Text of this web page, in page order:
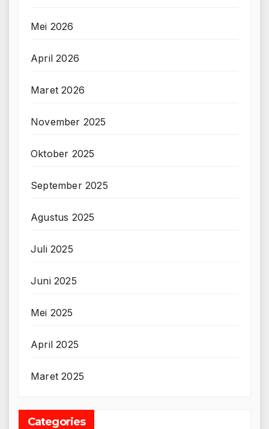
Mei 2026
April 2026
Maret 2026
November 2025
Oktober 2025
September 2025
Agustus 2025
Juli 2025
Juni 2025
Mei 2025
April 2025
Maret 2025
Categories